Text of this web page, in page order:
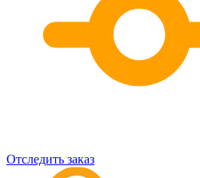
Отследить заказ